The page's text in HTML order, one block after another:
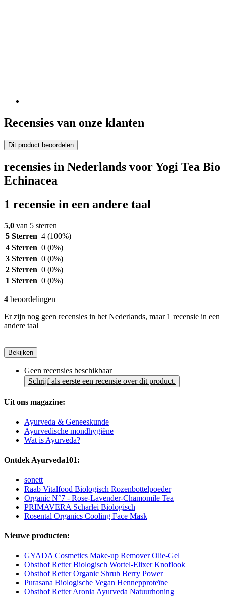
Recensies van onze klanten
Dit product beoordelen
recensies in Nederlands voor Yogi Tea Bio
Echinacea
1 recensie in een andere taal
5,0 van 5 sterren
5 Sterren 4 (100%)
4 Sterren 0 (0%)
3 Sterren 0 (0%)
2 Sterren 0 (0%)
1 Sterren 0 (0%)
4 beoordelingen
Er zijn nog geen recensies in het Nederlands, maar 1 recensie in een
andere taal
Bekijken
Geen recensies beschikbaar
Schrijf als eerste een recensie over dit product.
Uit ons magazine:
Ayurveda & Geneeskunde
Ayurvedische mondhygiëne
Wat is Ayurveda?
Ontdek Ayurveda101:
sonett
Raab Vitalfood Biologisch Rozenbottelpoeder
Organic N°7 - Rose-Lavender-Chamomile Tea
PRIMAVERA Scharlei Biologisch
Rosental Organics Cooling Face Mask
Nieuwe producten:
GYADA Cosmetics Make-up Remover Olie-Gel
Obsthof Retter Biologisch Wortel-Elixer Knoflook
Obsthof Retter Organic Shrub Berry Power
Purasana Biologische Vegan Hennepproteïne
Obsthof Retter Aronia Ayurveda Natuurhoning